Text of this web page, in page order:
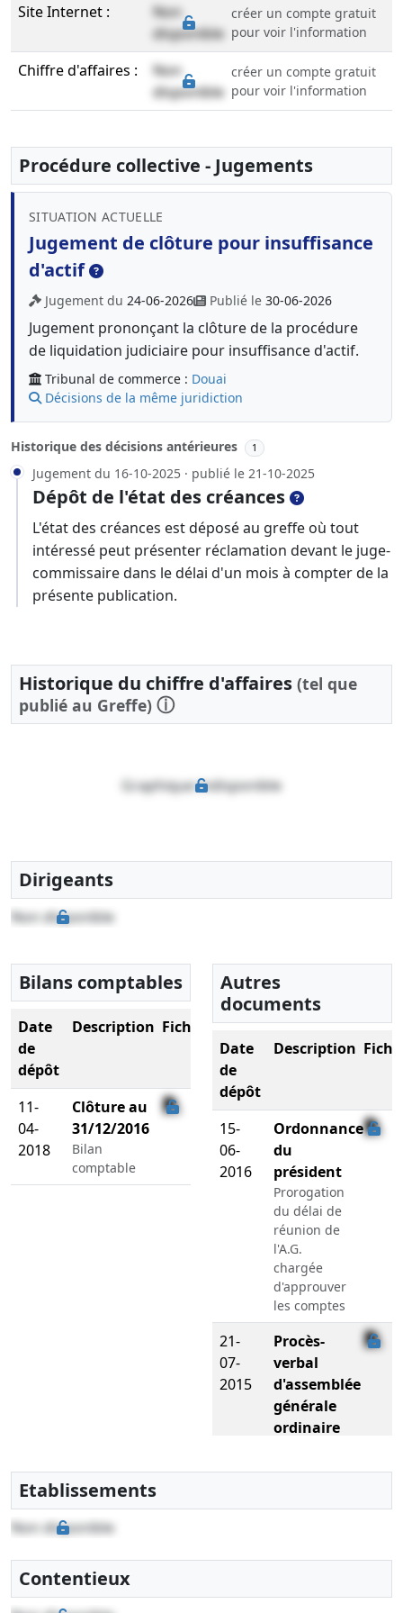
Site Internet :
Non
disponible
créer un compte gratuit
pour voir l'information
Chiffre d'affaires :
Non
disponible
créer un compte gratuit
pour voir l'information
Procédure collective - Jugements
SITUATION ACTUELLE
Jugement de clôture pour insuffisance
d'actif
Jugement du 24-06-2026 Publié le 30-06-2026
Jugement prononçant la clôture de la procédure
de liquidation judiciaire pour insuffisance d'actif.
Tribunal de commerce : Douai
Décisions de la même juridiction
Historique des décisions antérieures 1
Jugement du 16-10-2025 · publié le 21-10-2025
Dépôt de l'état des créances
L'état des créances est déposé au greffe où tout
intéressé peut présenter réclamation devant le juge-
commissaire dans le délai d'un mois à compter de la
présente publication.
Historique du chiffre d'affaires (tel que
publié au Greffe) ⓘ
Graphique indisponible
Dirigeants
Non disponible
Bilans comptables
Date
de
dépôt
Description Fichier
11-
04-
2018
Clôture au
31/12/2016
Bilan
comptable
Autres
documents
Date
de
dépôt
Description
15-
06-
2016
Ordonnance
du
président
Prorogation
du délai de
réunion de
l'A.G.
chargée
d'approuver
les comptes
21-
07-
2015
Procès-
verbal
d'assemblée
générale
ordinaire
Prorogation
réunion de
Etablissements
Non disponible
Contentieux